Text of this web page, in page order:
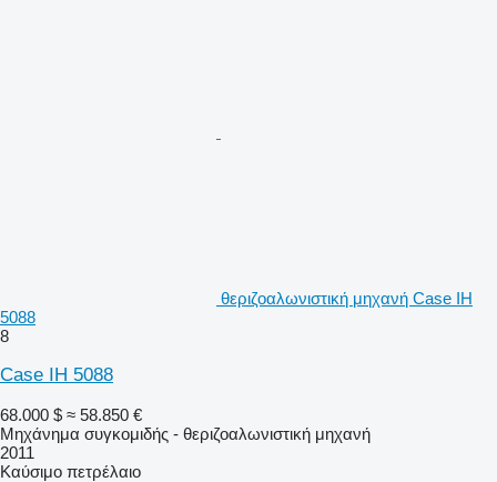
θεριζοαλωνιστική μηχανή Case IH
5088
8
Case IH 5088
68.000 $ ≈ 58.850 €
Μηχάνημα συγκομιδής - θεριζοαλωνιστική μηχανή
2011
Καύσιμο πετρέλαιο